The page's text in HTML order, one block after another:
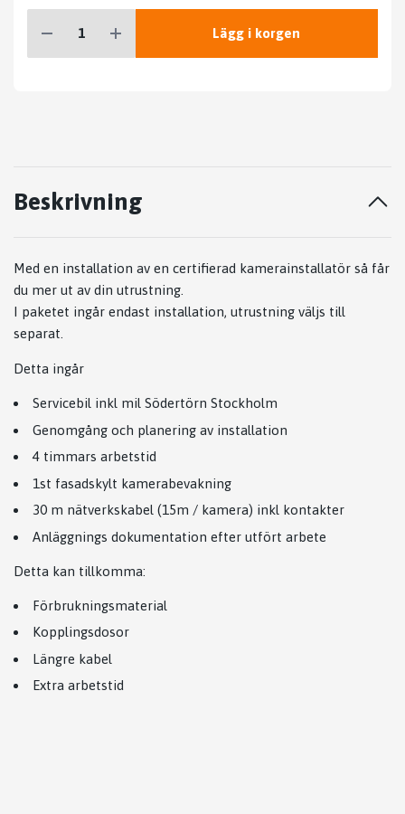
Lägg i korgen
Beskrivning
Med en installation av en certifierad kamerainstallatör så får
du mer ut av din utrustning.
I paketet ingår endast installation, utrustning väljs till
separat.
Detta ingår
Servicebil inkl mil Södertörn Stockholm
Genomgång och planering av installation
4 timmars arbetstid
1st fasadskylt kamerabevakning
30 m nätverkskabel (15m / kamera) inkl kontakter
Anläggnings dokumentation efter utfört arbete
Detta kan tillkomma:
Förbrukningsmaterial
Kopplingsdosor
Längre kabel
Extra arbetstid